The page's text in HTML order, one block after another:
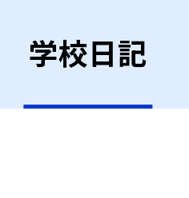
学校日記